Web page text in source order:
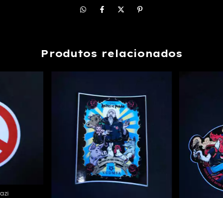
Produtos relacionados